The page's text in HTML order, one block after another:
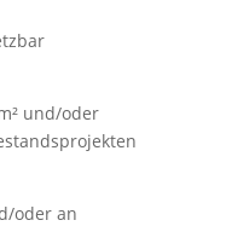
und/oder
oder an